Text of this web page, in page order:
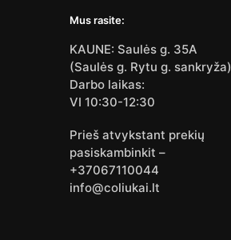
Mus rasite:
KAUNE: Saulės g. 35A
(Saulės g. Rytu g. sankryža)
Darbo laikas:
VI 10:30-12:30
Prieš atvykstant prekių
pasiskambinkit –
+37067110044
info@coliukai.lt